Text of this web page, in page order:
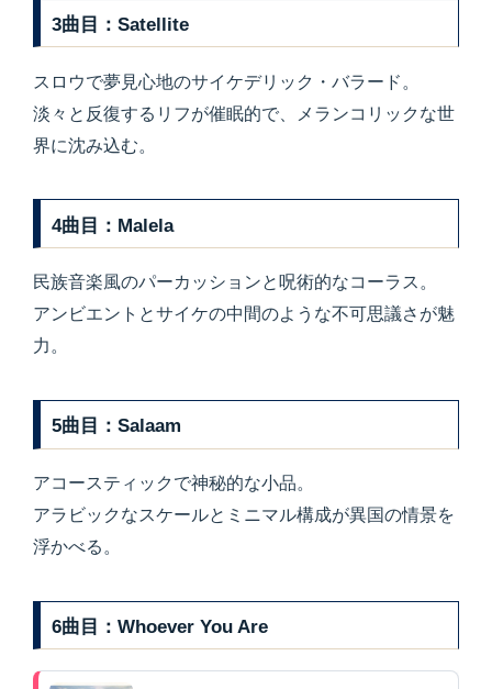
3曲目：Satellite
スロウで夢見心地のサイケデリック・バラード。
淡々と反復するリフが催眠的で、メランコリックな世
界に沈み込む。
4曲目：Malela
民族音楽風のパーカッションと呪術的なコーラス。
アンビエントとサイケの中間のような不可思議さが魅
力。
5曲目：Salaam
アコースティックで神秘的な小品。
アラビックなスケールとミニマル構成が異国の情景を
浮かべる。
6曲目：Whoever You Are